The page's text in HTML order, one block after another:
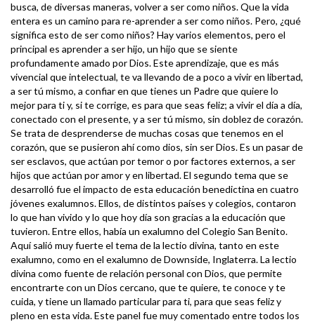
busca, de diversas maneras, volver a ser como niños. Que la vida
entera es un camino para re-aprender a ser como niños. Pero, ¿qué
significa esto de ser como niños? Hay varios elementos, pero el
principal es aprender a ser hijo, un hijo que se siente
profundamente amado por Dios. Este aprendizaje, que es más
vivencial que intelectual, te va llevando de a poco a vivir en libertad,
a ser tú mismo, a confiar en que tienes un Padre que quiere lo
mejor para ti y, si te corrige, es para que seas feliz; a vivir el día a día,
conectado con el presente, y a ser tú mismo, sin doblez de corazón.
Se trata de desprenderse de muchas cosas que tenemos en el
corazón, que se pusieron ahí como dios, sin ser Dios. Es un pasar de
ser esclavos, que actúan por temor o por factores externos, a ser
hijos que actúan por amor y en libertad. El segundo tema que se
desarrolló fue el impacto de esta educación benedictina en cuatro
jóvenes exalumnos. Ellos, de distintos países y colegios, contaron
lo que han vivido y lo que hoy día son gracias a la educación que
tuvieron. Entre ellos, había un exalumno del Colegio San Benito.
Aquí salió muy fuerte el tema de la lectio divina, tanto en este
exalumno, como en el exalumno de Downside, Inglaterra. La lectio
divina como fuente de relación personal con Dios, que permite
encontrarte con un Dios cercano, que te quiere, te conoce y te
cuida, y tiene un llamado particular para ti, para que seas feliz y
pleno en esta vida. Este panel fue muy comentado entre todos los